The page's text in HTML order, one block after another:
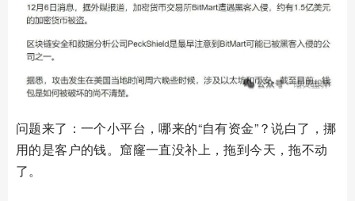
问题来了：一个小平台，哪来的“自有资金”？说白了，挪
用的是客户的钱。窟窿一直没补上，拖到今天，拖不动
了。